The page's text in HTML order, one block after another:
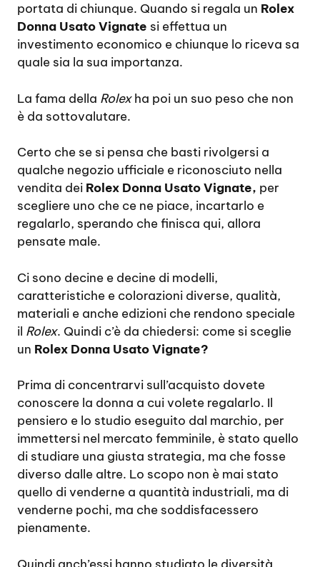
portata di chiunque. Quando si regala un Rolex
Donna Usato Vignate si effettua un
investimento economico e chiunque lo riceva sa
quale sia la sua importanza.
La fama della Rolexha poi un suo peso che non
è da sottovalutare.
Certo che se si pensa che basti rivolgersi a
qualche negozio ufficiale e riconosciuto nella
vendita dei Rolex Donna Usato Vignate, per
scegliere uno che ce ne piace, incartarlo e
regalarlo, sperando che finisca qui, allora
pensate male.
Ci sono decine e decine di modelli,
caratteristiche e colorazioni diverse, qualità,
materiali e anche edizioni che rendono speciale
il Rolex. Quindi c’è da chiedersi: come si sceglie
un Rolex Donna Usato Vignate?
Prima di concentrarvi sull’acquisto dovete
conoscere la donna a cui volete regalarlo. Il
pensiero e lo studio eseguito dal marchio, per
immettersi nel mercato femminile, è stato quello
di studiare una giusta strategia, ma che fosse
diverso dalle altre. Lo scopo non è mai stato
quello di venderne a quantità industriali, ma di
venderne pochi, ma che soddisfacessero
pienamente.